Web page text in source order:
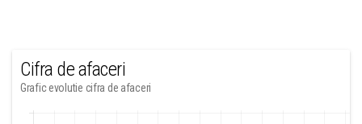
Cifra de afaceri
Grafic evolutie cifra de afaceri